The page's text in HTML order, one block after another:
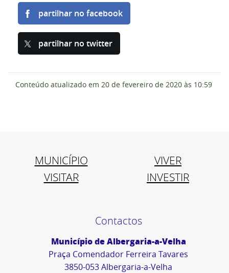
partilhar no facebook
partilhar no twitter
Conteúdo atualizado em 20 de fevereiro de 2020 às 10:59
MUNICÍPIO
VIVER
VISITAR
INVESTIR
Contactos
Município de Albergaria-a-Velha
Praça Comendador Ferreira Tavares
3850-053 Albergaria-a-Velha